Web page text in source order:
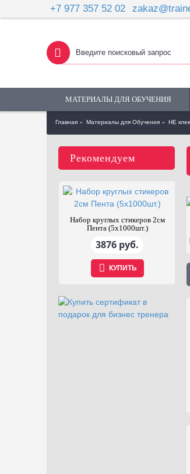
+7 977 357 52 02
МАТЕРИАЛЫ ДЛЯ ОБУЧЕНИЯ
Главная Материалы для Обучения НЕ
Рекомендуем
Набор игр ZOOM
10937 руб.
КУПИТЬ